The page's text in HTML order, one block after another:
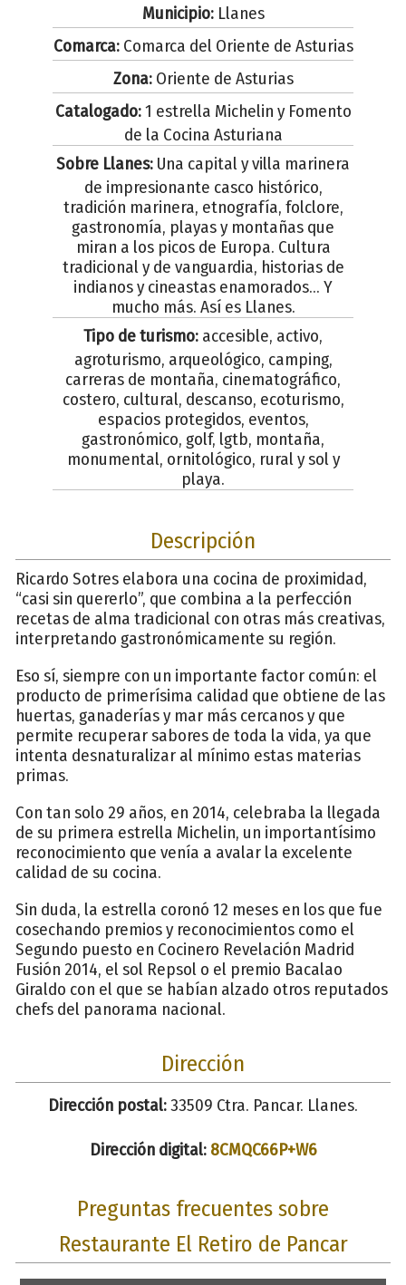
Municipio:Llanes
Comarca:Comarca del Oriente de Asturias
Zona:Oriente de Asturias
Catalogado:1 estrella Michelin y Fomento
de la Cocina Asturiana
Sobre Llanes: Una capital y villa marinera
de impresionante casco histórico,
tradición marinera, etnografía, folclore,
gastronomía, playas y montañas que
miran a los picos de Europa. Cultura
tradicional y de vanguardia, historias de
indianos y cineastas enamorados... Y
mucho más. Así es Llanes.
Tipo de turismo: accesible, activo,
agroturismo, arqueológico, camping,
carreras de montaña, cinematográfico,
costero, cultural, descanso, ecoturismo,
espacios protegidos, eventos,
gastronómico, golf, lgtb, montaña,
monumental, ornitológico, rural y sol y
playa.
Descripción
Ricardo Sotres elabora una cocina de proximidad,
“casi sin quererlo”, que combina a la perfección
recetas de alma tradicional con otras más creativas,
interpretando gastronómicamente su región.
Eso sí, siempre con un importante factor común: el
producto de primerísima calidad que obtiene de las
huertas, ganaderías y mar más cercanos y que
permite recuperar sabores de toda la vida, ya que
intenta desnaturalizar al mínimo estas materias
primas.
Con tan solo 29 años, en 2014, celebraba la llegada
de su primera estrella Michelin, un importantísimo
reconocimiento que venía a avalar la excelente
calidad de su cocina.
Sin duda, la estrella coronó 12 meses en los que fue
cosechando premios y reconocimientos como el
Segundo puesto en Cocinero Revelación Madrid
Fusión 2014, el sol Repsol o el premio Bacalao
Giraldo con el que se habían alzado otros reputados
chefs del panorama nacional.
Dirección
Dirección postal:33509 Ctra. Pancar. Llanes.
Dirección digital: 8CMQC66P+W6
Preguntas frecuentes sobre
Restaurante El Retiro de Pancar